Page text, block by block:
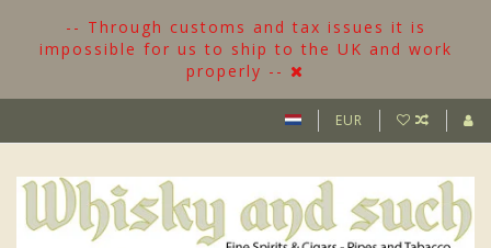
-- Through customs and tax issues it is
impossible for us to ship to the UK and work
properly --
EUR